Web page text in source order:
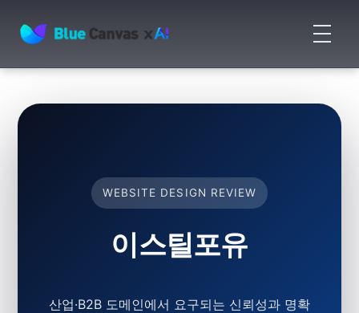
BLUECANVAS
메
뉴
기
WEBSITE DESIGN REVIEW
이스틸포유
산업·B2B 도메인에서 요구되는 신뢰성과 명확